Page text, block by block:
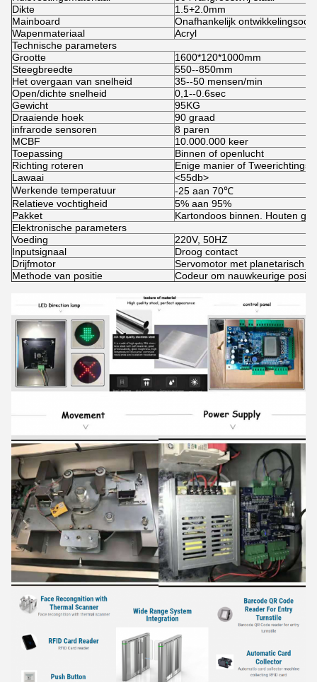
Dikte
1.5+2.0mm
Mainboard
Onafhankelijk
Wapenmateriaal
Acryl
Technische parameters
Grootte
1600*120*1000mm
Steegbreedte
550--850mm
Het overgaan van snelheid
35--50 mensen/min
Open/dichte snelheid
0,1--0.6sec
Gewicht
95KG
Draaiende hoek
90 graad
infrarode sensoren
8 paren
MCBF
10.000.000 keer
Toepassing
Binnen of openlucht
Richting roteren
Enige manier of Tweerichtings
Lawaai
<55db>
Werkende temperatuur
-25 aan 70℃
Relatieve vochtigheid
5% aan 95%
Pakket
Kartondoos binnen. Houten
Elektronische parameters
Voeding
220V, 50HZ
Inputsignaal
Droog contact
Drijfmotor
Servomotor met planetarisch
Methode van positie
Codeur om nauwkeurige